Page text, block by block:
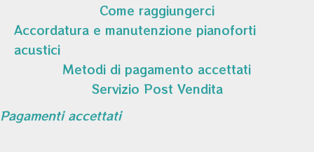
Come raggiungerci
Accordatura e manutenzione pianoforti
acustici
Metodi di pagamento accettati
Servizio Post Vendita
Pagamenti accettati